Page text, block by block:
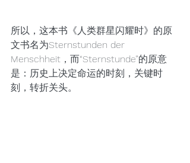
所以，这本书《人类群星闪耀时》的原
文书名为Sternstunden der
Menschheit，而“Sternstunde”的原意
是：历史上决定命运的时刻，关键时
刻，转折关头。